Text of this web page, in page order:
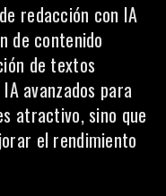
redacción con IA
de contenido
de textos
avanzados para
atractivo, sino que
el rendimiento